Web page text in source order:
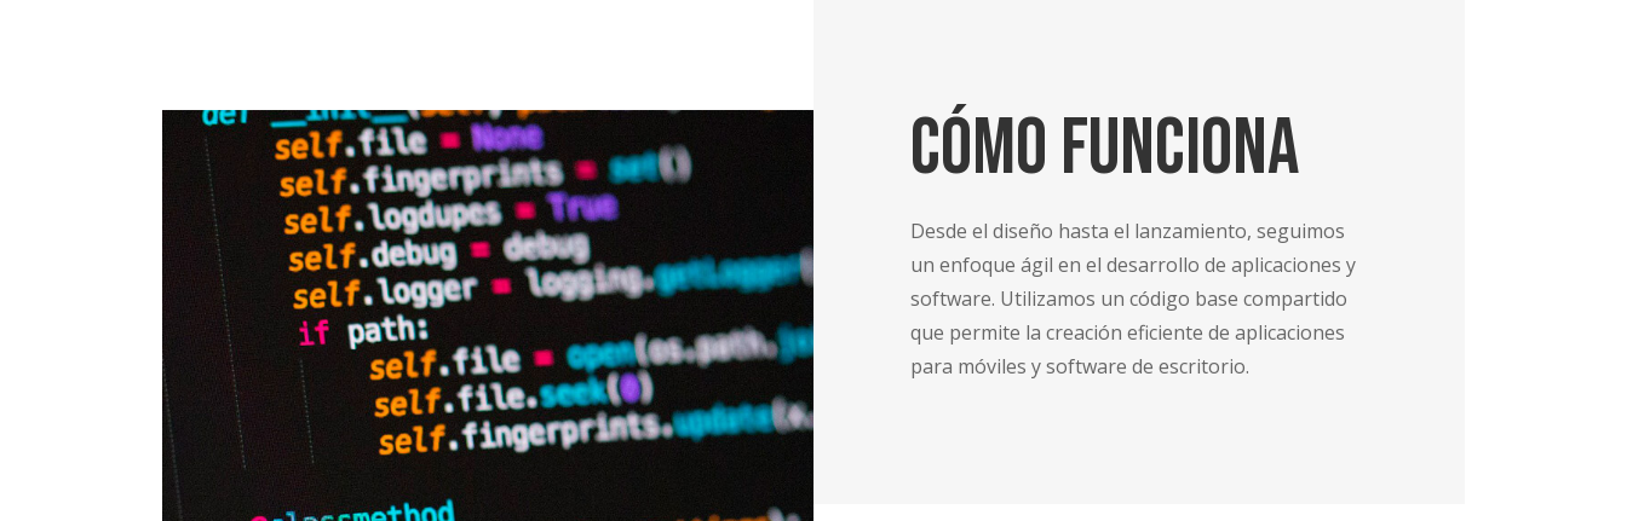
Cómo Funciona
Desde el diseño hasta el lanzamiento, seguimos
un enfoque ágil en el desarrollo de aplicaciones y
software. Utilizamos un código base compartido
que permite la creación eficiente de aplicaciones
para móviles y software de escritorio.